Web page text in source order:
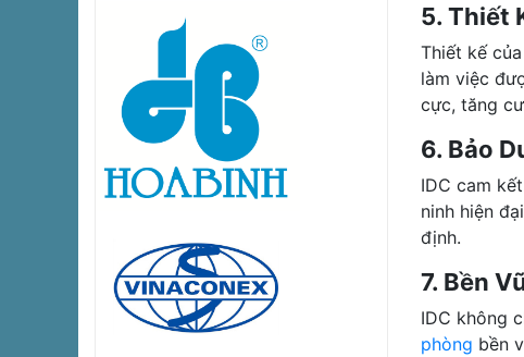
5. Thiết
Thiết kế
làm việc
cực, tăng
6. Bảo
IDC cam
ninh hiện
định.
7. Bền
IDC không
phòng bền